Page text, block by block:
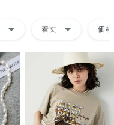
arrow_drop_down 着丈 arrow_drop_down 価格